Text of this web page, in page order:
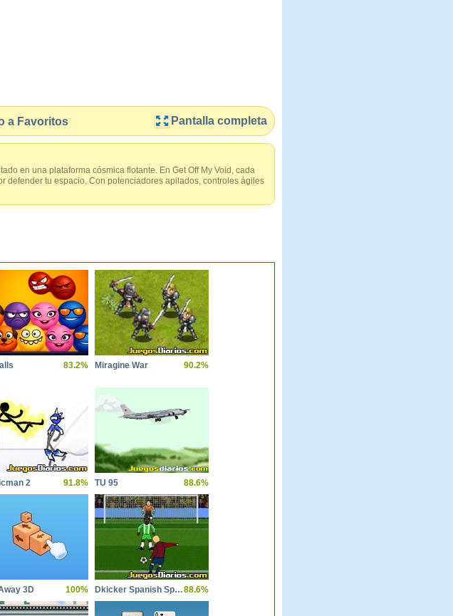
a Favoritos Pantalla completa
en una plataforma cósmica flotante. En Get Off My Void, cada
defender tu espacio. Con potenciadores apilados, controles ágiles
83.2% Miragine War 90.2%
2 91.8% TU 95 88.6%
3D 100% Dkicker Spanish Special88.6%